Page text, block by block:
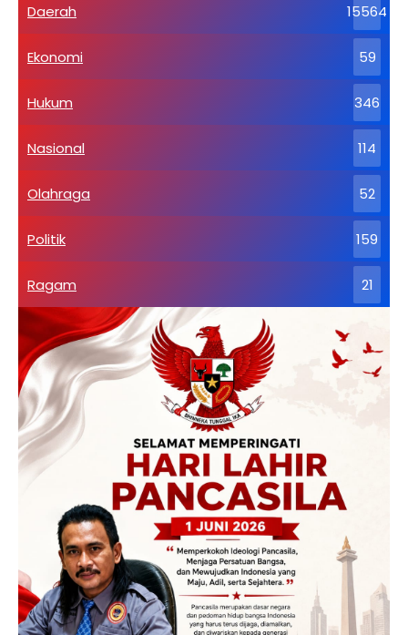
Daerah 15564
Ekonomi 59
Hukum 346
Nasional 114
Olahraga 52
Politik 159
Ragam 21